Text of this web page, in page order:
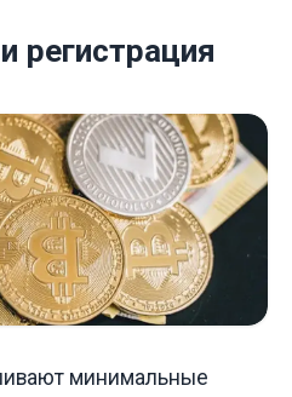
регистрация
минимальные